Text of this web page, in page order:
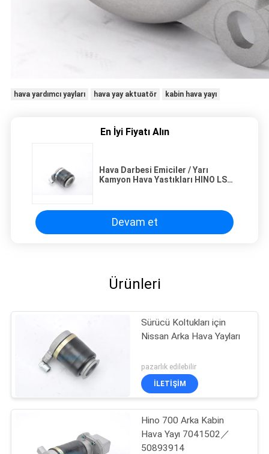
hava yardımcı yayları hava yay aktuatör kabin hava yayı
En İyi Fiyatı Alın
Hava Darbesi Emiciler / Yarı
Kamyon Hava Yastıkları HINO LSH
Devam et
Ürünleri
Sürücü Koltukları için
Nissan Arka Hava Yayları
pazarlık edilebilir
İLETIŞIM
Hino 700 Arka Kabin
Hava Yayı 7041502／
50893914